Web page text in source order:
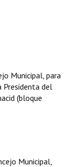
Municipal, para
Presidenta del
(bloque
Municipal,